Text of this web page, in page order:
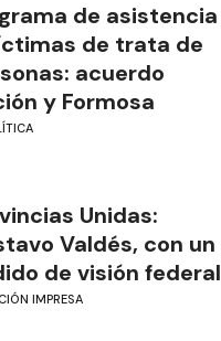
de asistencia
de trata de
acuerdo
y Formosa
Unidas:
Valdés, con un
de visión federal
IMPRESA